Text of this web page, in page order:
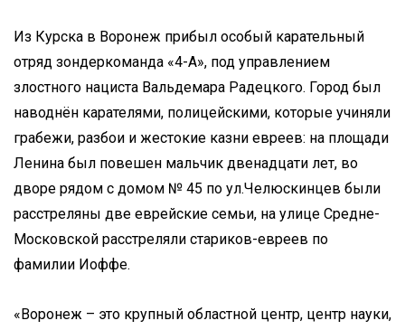
Из Курска в Воронеж прибыл особый карательный
отряд зондеркоманда «4-А», под управлением
злостного нациста Вальдемара Радецкого. Город был
наводнён карателями, полицейскими, которые учиняли
грабежи, разбои и жестокие казни евреев: на площади
Ленина был повешен мальчик двенадцати лет, во
дворе рядом с домом № 45 по ул.Челюскинцев были
расстреляны две еврейские семьи, на улице Средне-
Московской расстреляли стариков-евреев по
фамилии Иоффе.
«Воронеж – это крупный областной центр, центр науки,